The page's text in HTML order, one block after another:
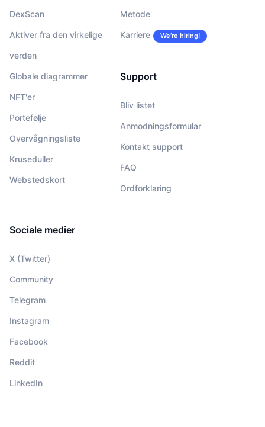
DexScan
Aktiver fra den virkelige
verden
Globale diagrammer
NFT'er
Portefølje
Overvågningsliste
Kruseduller
Webstedskort
Metode
Karriere We’re hiring!
Support
Bliv listet
Anmodningsformular
Kontakt support
FAQ
Ordforklaring
Sociale medier
X (Twitter)
Community
Telegram
Instagram
Facebook
Reddit
LinkedIn